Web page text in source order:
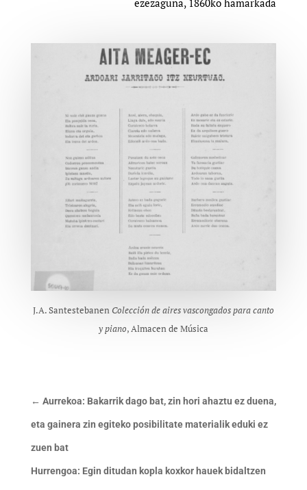
ezezaguna, 1860ko hamarkada
J.A. Santestebanen Colección de aires vascongados para canto
y piano, Almacen de Música
← Aurrekoa: Bakarrik dago bat, zin hori ahaztu ez duena,
eta gainera zin egiteko posibilitate materialik eduki ez
zuen bat
Hurrengoa: Egin ditudan kopla koxkor hauek bidaltzen